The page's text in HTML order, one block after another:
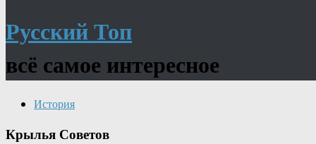
Русский Топ
всё самое интересное
История
Крылья Советов